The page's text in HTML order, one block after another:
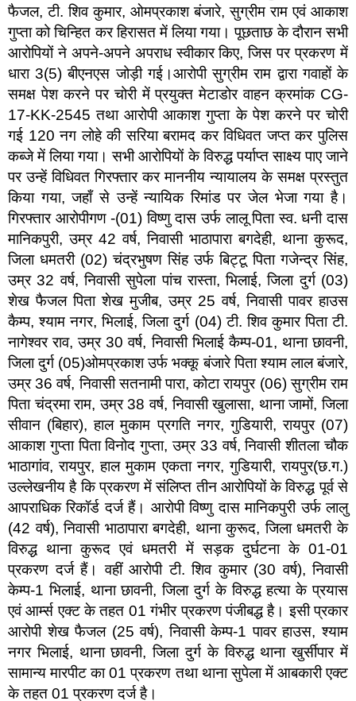
फैजल, टी. शिव कुमार, ओमप्रकाश बंजारे, सुग्रीम राम एवं आकाश
गुप्ता को चिन्हित कर हिरासत में लिया गया। पूछताछ के दौरान सभी
आरोपियों ने अपने-अपने अपराध स्वीकार किए, जिस पर प्रकरण में
धारा 3(5) बीएनएस जोड़ी गई।आरोपी सुग्रीम राम द्वारा गवाहों के
समक्ष पेश करने पर चोरी में प्रयुक्त मेटाडोर वाहन क्रमांक CG-
17-KK-2545 तथा आरोपी आकाश गुप्ता के पेश करने पर चोरी
गई 120 नग लोहे की सरिया बरामद कर विधिवत जप्त कर पुलिस
कब्जे में लिया गया। सभी आरोपियों के विरुद्ध पर्याप्त साक्ष्य पाए जाने
पर उन्हें विधिवत गिरफ्तार कर माननीय न्यायालय के समक्ष प्रस्तुत
किया गया, जहाँ से उन्हें न्यायिक रिमांड पर जेल भेजा गया है।
गिरफ्तार आरोपीगण -(01) विष्णु दास उर्फ लालू पिता स्व. धनी दास
मानिकपुरी, उम्र 42 वर्ष, निवासी भाठापारा बगदेही, थाना कुरूद,
जिला धमतरी (02) चंद्रभुषण सिंह उर्फ बिट्टू पिता गजेन्द्र सिंह,
उम्र 32 वर्ष, निवासी सुपेला पांच रास्ता, भिलाई, जिला दुर्ग (03)
शेख फैजल पिता शेख मुजीब, उम्र 25 वर्ष, निवासी पावर हाउस
कैम्प, श्याम नगर, भिलाई, जिला दुर्ग (04) टी. शिव कुमार पिता टी.
नागेश्वर राव, उम्र 30 वर्ष, निवासी भिलाई कैम्प-01, थाना छावनी,
जिला दुर्ग (05)ओमप्रकाश उर्फ भक्कू बंजारे पिता श्याम लाल बंजारे,
उम्र 36 वर्ष, निवासी सतनामी पारा, कोटा रायपुर (06) सुग्रीम राम
पिता चंद्रमा राम, उम्र 38 वर्ष, निवासी खुलासा, थाना जामों, जिला
सीवान (बिहार), हाल मुकाम प्रगति नगर, गुडियारी, रायपुर (07)
आकाश गुप्ता पिता विनोद गुप्ता, उम्र 33 वर्ष, निवासी शीतला चौक
भाठागांव, रायपुर, हाल मुकाम एकता नगर, गुडियारी, रायपुर(छ.ग.)
उल्लेखनीय है कि प्रकरण में संलिप्त तीन आरोपियों के विरुद्ध पूर्व से
आपराधिक रिकॉर्ड दर्ज हैं। आरोपी विष्णु दास मानिकपुरी उर्फ लालु
(42 वर्ष), निवासी भाठापारा बगदेही, थाना कुरूद, जिला धमतरी के
विरुद्ध थाना कुरूद एवं धमतरी में सड़क दुर्घटना के 01-01
प्रकरण दर्ज हैं। वहीं आरोपी टी. शिव कुमार (30 वर्ष), निवासी
केम्प-1 भिलाई, थाना छावनी, जिला दुर्ग के विरुद्ध हत्या के प्रयास
एवं आर्म्स एक्ट के तहत 01 गंभीर प्रकरण पंजीबद्ध है। इसी प्रकार
आरोपी शेख फैजल (25 वर्ष), निवासी केम्प-1 पावर हाउस, श्याम
नगर भिलाई, थाना छावनी, जिला दुर्ग के विरुद्ध थाना खुर्सीपार में
सामान्य मारपीट का 01 प्रकरण तथा थाना सुपेला में आबकारी एक्ट
के तहत 01 प्रकरण दर्ज है।